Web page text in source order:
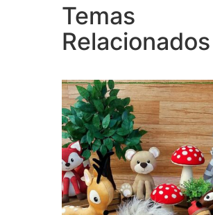
Temas
Relacionados
Coleção Bosque unissex